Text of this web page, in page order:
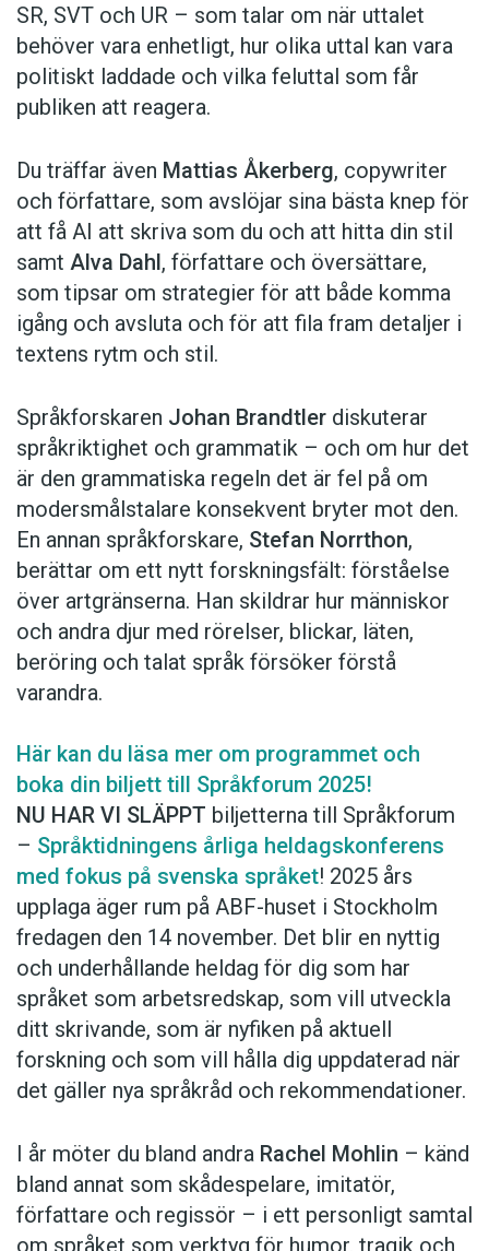
SR, SVT och UR – som talar om när uttalet
behöver vara enhetligt, hur olika uttal kan vara
politiskt laddade och vilka feluttal som får
publiken att reagera.
Du träffar även Mattias Åkerberg, copywriter
och författare, som avslöjar sina bästa knep för
att få AI att skriva som du och att hitta din stil
samt Alva Dahl, författare och översättare,
som tipsar om strategier för att både komma
igång och avsluta och för att fila fram detaljer i
textens rytm och stil.
Språkforskaren Johan Brandtler diskuterar
språkriktighet och grammatik – och om hur det
är den grammatiska regeln det är fel på om
modersmålstalare konsekvent bryter mot den.
En annan språkforskare, Stefan Norrthon,
berättar om ett nytt forskningsfält: förståelse
över artgränserna. Han skildrar hur människor
och andra djur med rörelser, blickar, läten,
beröring och talat språk försöker förstå
varandra.
Här kan du läsa mer om programmet och
boka din biljett till Språkforum 2025!
NU HAR VI SLÄPPT biljetterna till Språkforum
– Språktidningens årliga heldagskonferens
med fokus på svenska språket! 2025 års
upplaga äger rum på ABF-huset i Stockholm
fredagen den 14 november. Det blir en nyttig
och underhållande heldag för dig som har
språket som arbetsredskap, som vill utveckla
ditt skrivande, som är nyfiken på aktuell
forskning och som vill hålla dig uppdaterad när
det gäller nya språkråd och rekommendationer.
I år möter du bland andra Rachel Mohlin – känd
bland annat som skådespelare, imitatör,
författare och regissör – i ett personligt samtal